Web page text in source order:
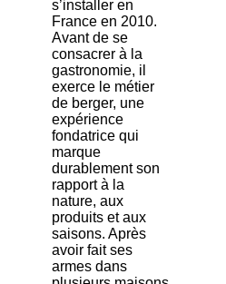
s’installer en
France en 2010.
Avant de se
consacrer à la
gastronomie, il
exerce le métier
de berger, une
expérience
fondatrice qui
marque
durablement son
rapport à la
nature, aux
produits et aux
saisons. Après
avoir fait ses
armes dans